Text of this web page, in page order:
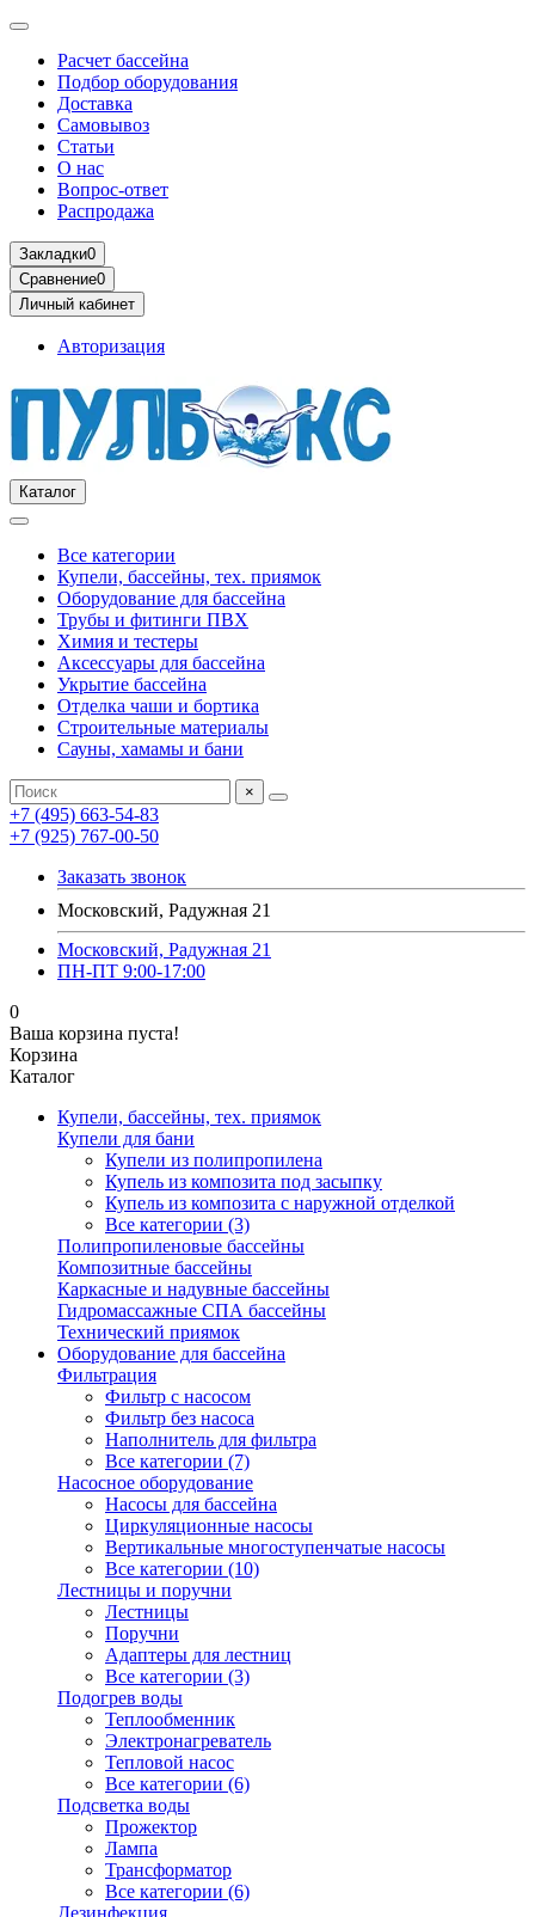
Расчет бассейна
Подбор оборудования
Доставка
Самовывоз
Статьи
О нас
Вопрос-ответ
Распродажа
Закладки0
Сравнение0
Личный кабинет
Авторизация
Каталог
Все категории
Купели, бассейны, тех. приямок
Оборудование для бассейна
Трубы и фитинги ПВХ
Химия и тестеры
Аксессуары для бассейна
Укрытие бассейна
Отделка чаши и бортика
Строительные материалы
Сауны, хамамы и бани
×
+7 (495) 663-54-83
+7 (925) 767-00-50
Заказать звонок
Московский, Радужная 21
Московский, Радужная 21
ПН-ПТ 9:00-17:00
0
Ваша корзина пуста!
Корзина
Каталог
Купели, бассейны, тех. приямок
Купели для бани
Купели из полипропилена
Купель из композита под засыпку
Купель из композита с наружной отделкой
Все категории (3)
Полипропиленовые бассейны
Композитные бассейны
Каркасные и надувные бассейны
Гидромассажные СПА бассейны
Технический приямок
Оборудование для бассейна
Фильтрация
Фильтр с насосом
Фильтр без насоса
Наполнитель для фильтра
Все категории (7)
Насосное оборудование
Насосы для бассейна
Циркуляционные насосы
Вертикальные многоступенчатые насосы
Все категории (10)
Лестницы и поручни
Лестницы
Поручни
Адаптеры для лестниц
Все категории (3)
Подогрев воды
Теплообменник
Электронагреватель
Тепловой насос
Все категории (6)
Подсветка воды
Прожектор
Лампа
Трансформатор
Все категории (6)
Дезинфекция